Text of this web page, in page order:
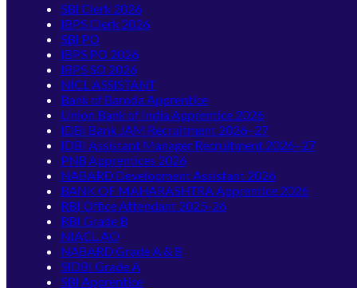
SBI Clerk 2026
IBPS Clerk 2026
SBI PO
IBPS PO 2026
IBPS SO 2026
NICL ASSISTANT
Bank of Baroda Apprentice
Union Bank of India Apprentice 2026
IDBI Bank JAM Recruitment 2026–27
IDBI Assistant Manager Recruitment 2026–27
PNB Apprentices 2026
NABARD Development Assistant 2026
BANK OF MAHARASHTRA Apprentice 2026
RBI Office Attendant 2025-26
RBI Grade B
NIACL AO
NABARD Grade A & B
SIDBI Grade A
SBI Apprentice